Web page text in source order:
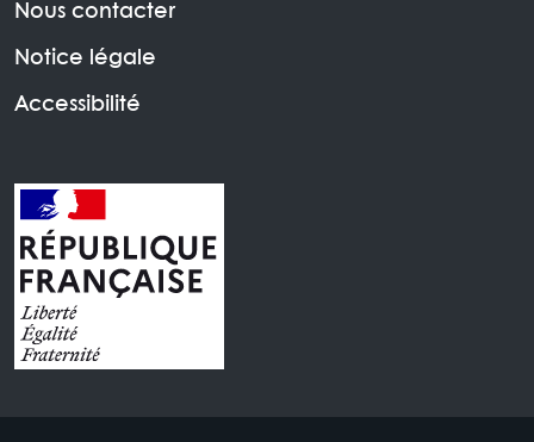
Nous contacter
Notice légale
Accessibilité